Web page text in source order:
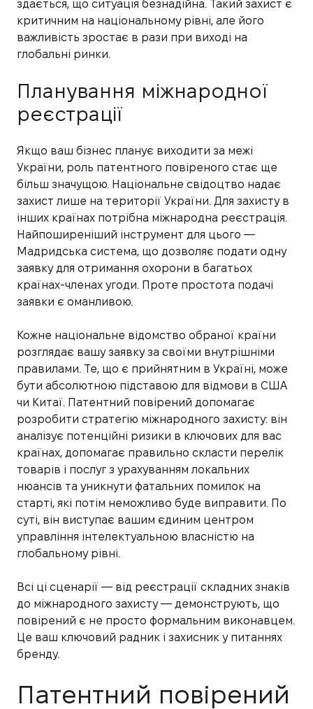
здається, що ситуація безнадійна. Такий захист є
критичним на національному рівні, але його
важливість зростає в рази при виході на
глобальні ринки.
Планування міжнародної
реєстрації
Якщо ваш бізнес планує виходити за межі
України, роль патентного повіреного стає ще
більш значущою. Національне свідоцтво надає
захист лише на території України. Для захисту в
інших країнах потрібна міжнародна реєстрація.
Найпоширеніший інструмент для цього —
Мадридська система, що дозволяє подати одну
заявку для отримання охорони в багатьох
країнах-членах угоди. Проте простота подачі
заявки є оманливою.
Кожне національне відомство обраної країни
розглядає вашу заявку за своїми внутрішніми
правилами. Те, що є прийнятним в Україні, може
бути абсолютною підставою для відмови в США
чи Китаї. Патентний повірений допомагає
розробити стратегію міжнародного захисту: він
аналізує потенційні ризики в ключових для вас
країнах, допомагає правильно скласти перелік
товарів і послуг з урахуванням локальних
нюансів та уникнути фатальних помилок на
старті, які потім неможливо буде виправити. По
суті, він виступає вашим єдиним центром
управління інтелектуальною власністю на
глобальному рівні.
Всі ці сценарії — від реєстрації складних знаків
до міжнародного захисту — демонструють, що
повірений є не просто формальним виконавцем.
Це ваш ключовий радник і захисник у питаннях
бренду.
Патентний повірений